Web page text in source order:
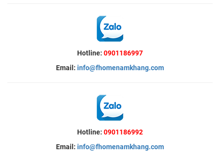
Hotline: 0901186997
Email: info@fhomenamkhang.com
Hotline: 0901186992
Email: info@fhomenamkhang.com